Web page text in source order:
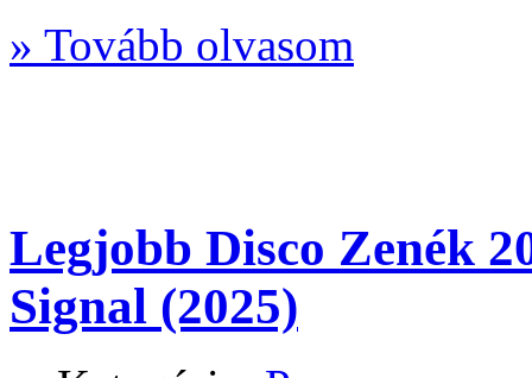
» Tovább olvasom
Legjobb Disco Zenék
Signal (2025)